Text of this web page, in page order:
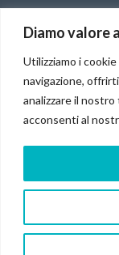
Diamo valore
Utilizziamo i
navigazione,
analizzare il
acconsenti al
Esperienza
una
Adelphia ©